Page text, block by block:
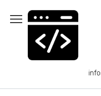
содержанию